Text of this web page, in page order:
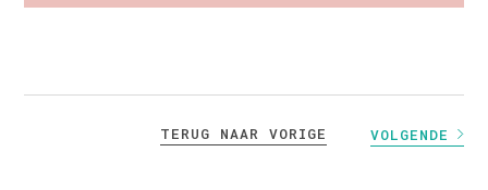
TERUG NAAR VORIGE VOLGENDE